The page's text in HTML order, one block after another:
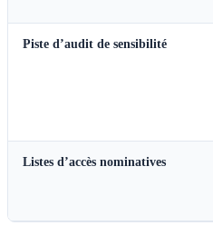
Piste d’audit de sensibilité
Listes d’accès nominatives